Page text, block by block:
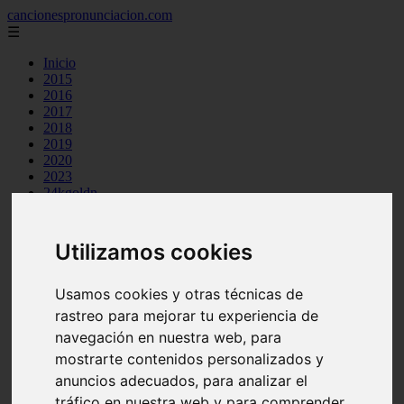
Utilizamos cookies
Usamos cookies y otras técnicas de
rastreo para mejorar tu experiencia de
navegación en nuestra web, para
mostrarte contenidos personalizados y
anuncios adecuados, para analizar el
cancionespronunciacion.com
☰
Inicio
2015
2016
2017
2018
2019
2020
2023
24kgoldn
adele
aimee carty
amy winehouse
aretha franklin
ariana grande
ashe
ava max